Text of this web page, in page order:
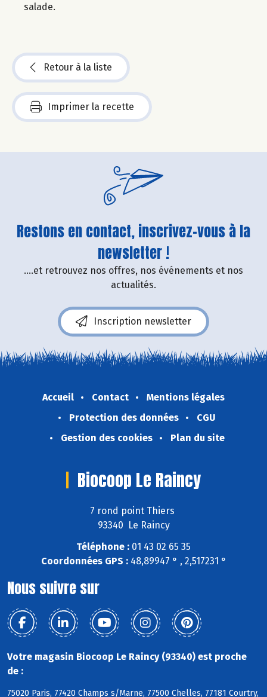
salade.
Retour à la liste
Imprimer la recette
Restons en contact, inscrivez-vous à la
newsletter !
....et retrouvez nos offres, nos événements et nos
actualités.
Inscription newsletter
Accueil Contact
Mentions légales
Protection des données
CGU
Gestion des cookies
Plan du site
Biocoop Le Raincy
7 rond point Thiers
93340 Le Raincy
Téléphone : 01 43 02 65 35
Coordonnées GPS :48,89947 ° , 2,517231 °
Nous suivre sur
Votre magasin Biocoop Le Raincy (93340) est proche
de :
75020 Paris, 77420 Champs s/Marne, 77500 Chelles, 77181 Courtry,